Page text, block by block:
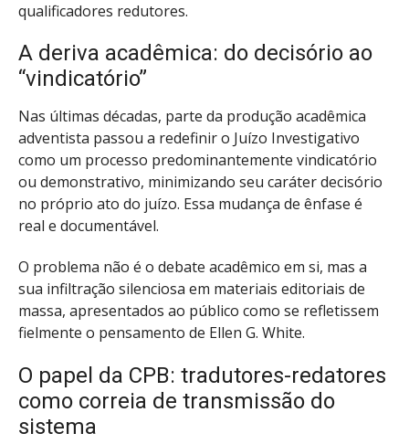
qualificadores redutores.
A deriva acadêmica: do decisório ao
“vindicatório”
Nas últimas décadas, parte da produção acadêmica
adventista passou a redefinir o Juízo Investigativo
como um processo predominantemente vindicatório
ou demonstrativo, minimizando seu caráter decisório
no próprio ato do juízo. Essa mudança de ênfase é
real e documentável.
O problema não é o debate acadêmico em si, mas a
sua infiltração silenciosa em materiais editoriais de
massa, apresentados ao público como se refletissem
fielmente o pensamento de Ellen G. White.
O papel da CPB: tradutores-redatores
como correia de transmissão do
sistema